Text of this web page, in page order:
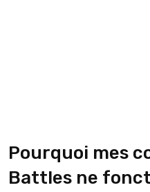
Pourquoi mes
Battles ne